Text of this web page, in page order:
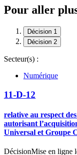
Pour aller
Décision 1
Décision 2
Secteur(s) :
Numérique
11-D-12
relative au respect
autorisant
Universal et Groupe
DécisionMise en ligne